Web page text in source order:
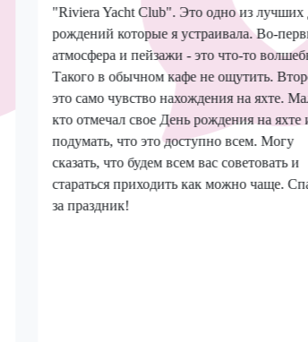
"Riviera Yacht Club". Это одно из лучших
рождений которые я устраивала. Во-
атмосфера и пейзажи - это что-то
Такого в обычном кафе не ощутить.
это само чувство нахождения на яхте.
кто отмечал свое День рождения на яхте
подумать, что это доступно всем. Могу
сказать, что будем всем вас советовать и
стараться приходить как можно чаще.
за праздник!